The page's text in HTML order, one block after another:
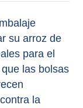
su arroz de
para el
las bolsas
la